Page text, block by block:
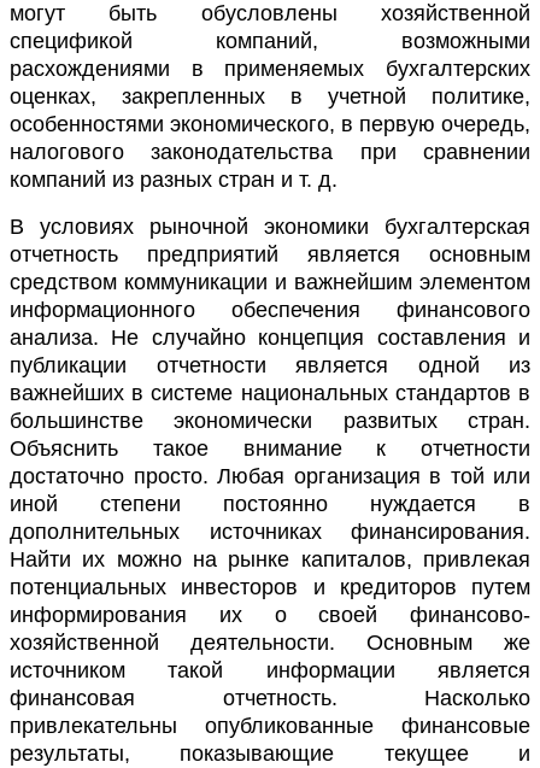
могут быть обусловлены хозяйственной
спецификой компаний, возможными
расхождениями в применяемых бухгалтерских
оценках, закрепленных в учетной политике,
особенностями экономического, в первую очередь,
налогового законодательства при сравнении
компаний из разных стран и т. д.
В условиях рыночной экономики бухгалтерская
отчетность предприятий является основным
средством коммуникации и важнейшим элементом
информационного обеспечения финансового
анализа. Не случайно концепция составления и
публикации отчетности является одной из
важнейших в системе национальных стандартов в
большинстве экономически развитых стран.
Объяснить такое внимание к отчетности
достаточно просто. Любая организация в той или
иной степени постоянно нуждается в
дополнительных источниках финансирования.
Найти их можно на рынке капиталов, привлекая
потенциальных инвесторов и кредиторов путем
информирования их о своей финансово-
хозяйственной деятельности. Основным же
источником такой информации является
финансовая отчетность. Насколько
привлекательны опубликованные финансовые
результаты, показывающие текущее и